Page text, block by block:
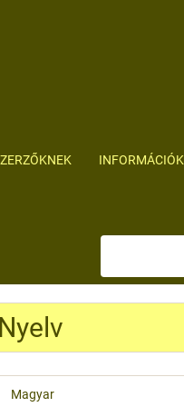
INFORMÁCIÓK
Nyelv
Magyar